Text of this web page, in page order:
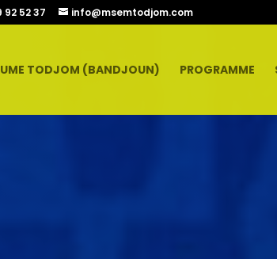
92 52 37 info@msemtodjom.com
TODJOM (BANDJOUN) PROGRAMME